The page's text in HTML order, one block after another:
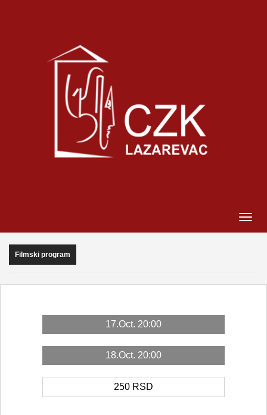
Filmski program
17.Oct. 20:00
18.Oct. 20:00
250 RSD